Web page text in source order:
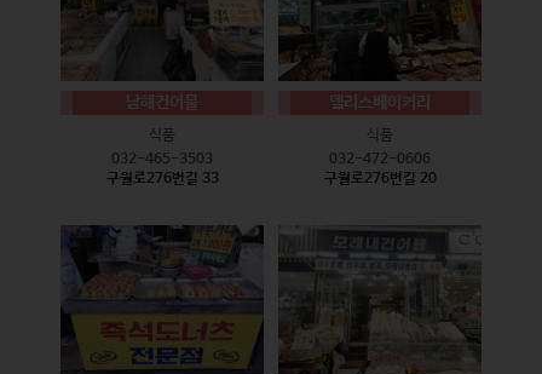
남해건어물
식품
032-465-3503
구월로276번길 33
델리스베이커리
식품
032-472-0606
구월로276번길 20